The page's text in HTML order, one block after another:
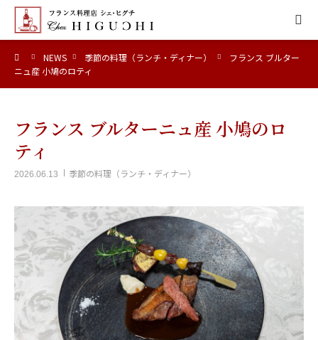
NEWS 季節の料理（ランチ・ディナー）
フランス ブルター
ニュ産 小鳩のロティ
フランス ブルターニュ産 小鳩のロ
ティ
2026.06.13 季節の料理（ランチ・ディナー）
HOME
ACCESS
NEWS
CALENDAR